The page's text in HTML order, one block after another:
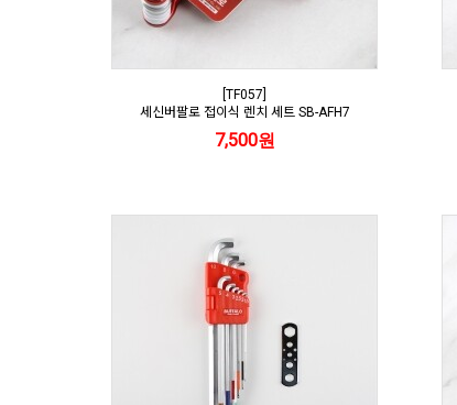
[TF057]
세신버팔로 접이식 렌치 세트 SB-AFH7
7,500원